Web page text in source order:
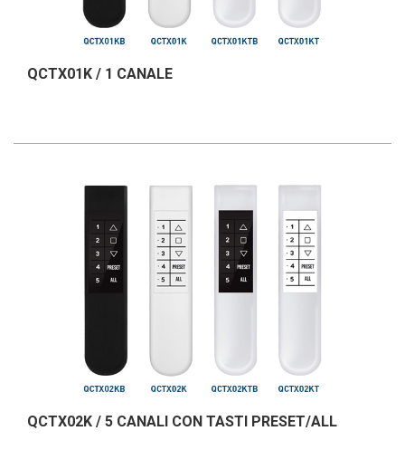
QCTX01K / 1 CANALE
QCTX02K / 5 CANALI CON TASTI PRESET/ALL